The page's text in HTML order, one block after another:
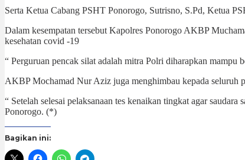
Serta Ketua Cabang PSHT Ponorogo, Sutrisno, S.Pd, Ketua
Dalam kesempatan tersebut Kapolres Ponorogo AKBP
kesehatan covid -19
“ Perguruan pencak silat adalah mitra Polri diharapkan
AKBP Mochamad Nur Aziz juga menghimbau kepada seluruh
“ Setelah selesai pelaksanaan tes kenaikan tingkat agar
Ponorogo. (*)
Bagikan ini: